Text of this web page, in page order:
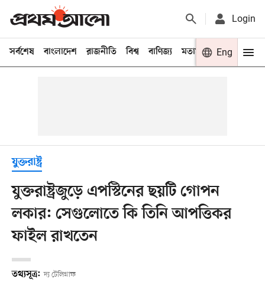
Login
সর্বশেষ বাংলাদেশ রাজনীতি বিশ্ব বাণিজ্য মতামত খেলা
Eng
যুক্তরাষ্ট্র
যুক্তরাষ্ট্রজুড়ে এপস্টিনের ছয়টি গোপন
লকার: সেগুলোতে কি তিনি আপত্তিকর
ফাইল রাখতেন
তথ্যসূত্র: দ্য টেলিগ্রাফ